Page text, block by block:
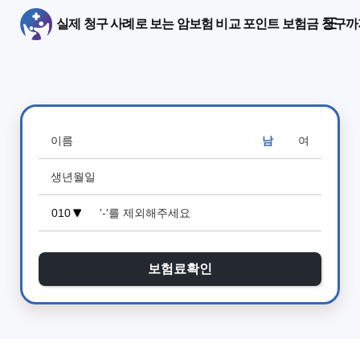
실제 청구 사례로 보는 암보험 비교 포인트 보험금 청구
남 여
보험료확인